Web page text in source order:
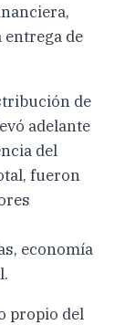
entrega de
de
adelante
del
fueron
economía
propio del